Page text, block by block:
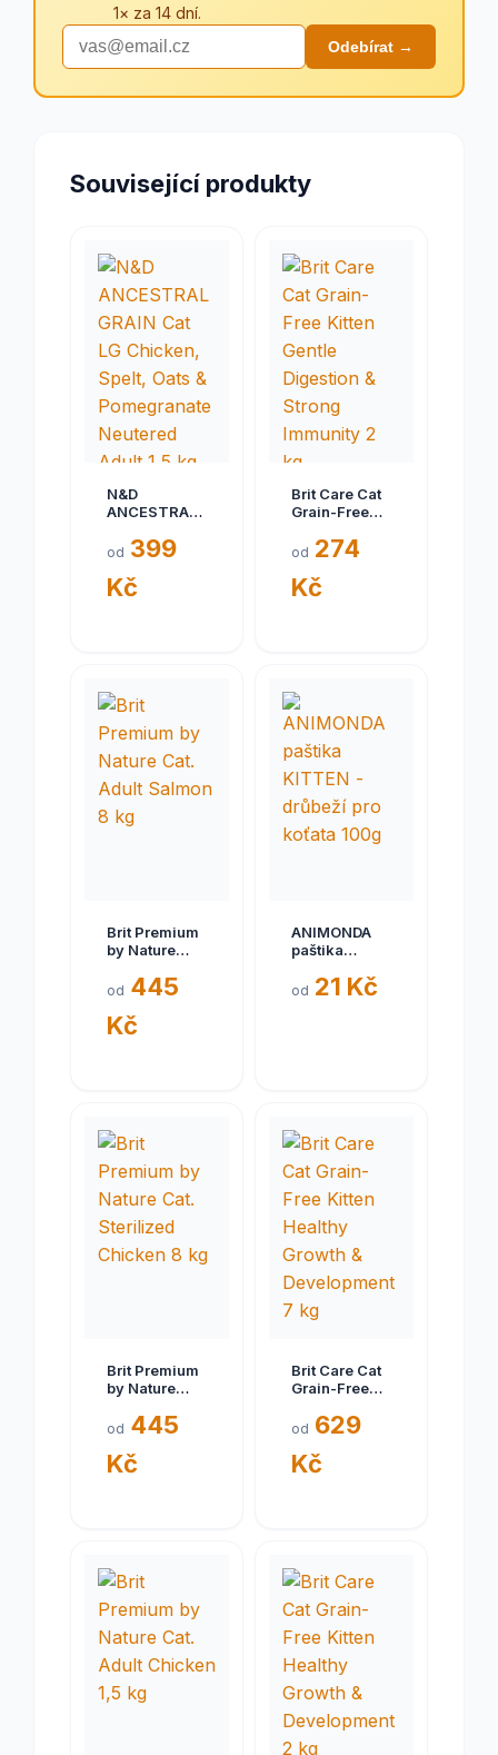
1× za 14 dní.
Odebírat →
Související produkty
N&D
ANCESTRAL
Chicken,
Pomegranate
Neutered
od 399
Kč
Brit Care Cat
Grain-Free
Digestion &
Immunity 2
kg
od 274
Kč
Brit Premium
by Nature
Salmon 8 kg
od 445
Kč
ANIMONDA
paštika
drůbeží pro
od 21 Kč
Brit Premium
by Nature
Sterilized
od 445
Kč
Brit Care Cat
Grain-Free
Growth &
7 kg
od 629
Kč